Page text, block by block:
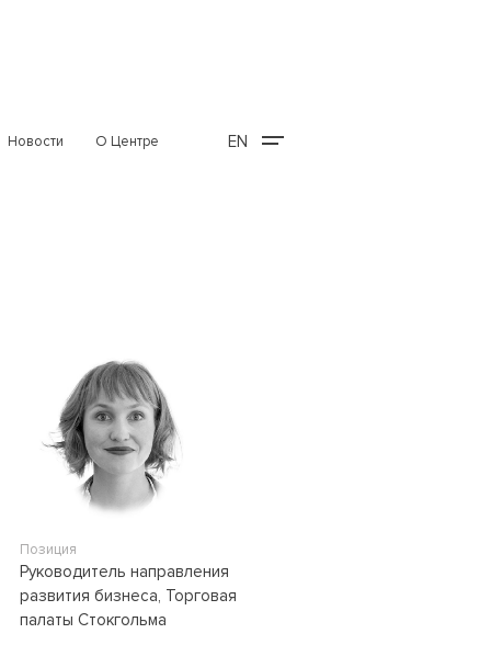
Новости О Центре EN
Позиция
Руководитель направления
развития бизнеса, Торговая
палаты Стокгольма